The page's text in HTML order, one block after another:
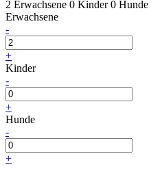
2 Erwachsene 0 Kinder 0 Hunde
Erwachsene
-
+
Kinder
-
+
Hunde
-
+